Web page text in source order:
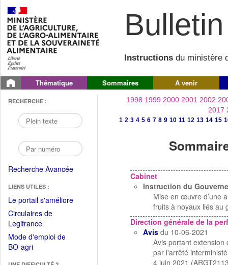
Instructions du ministère
Thématique Sommaires A venir
RECHERCHE :
Recherche Avancée
LIENS UTILES :
Le portail s'améliore(Fichier
Circulaires de
Legifrance(Ouvrir
dans
une
Mode d'emploi de
BO-agri(Ouvrir
1998 1999 2000 2001 2002
2017
1 2 3 4 5 6 7 8 9 10 11 12 13 14 15
Cabinet
Instruction du
Mise en œuvre d’une
fruits à noyaux liés au
Direction générale de la
Avis du 10-06-2021
Avis portant
par l'arrêté
4 juin 2021